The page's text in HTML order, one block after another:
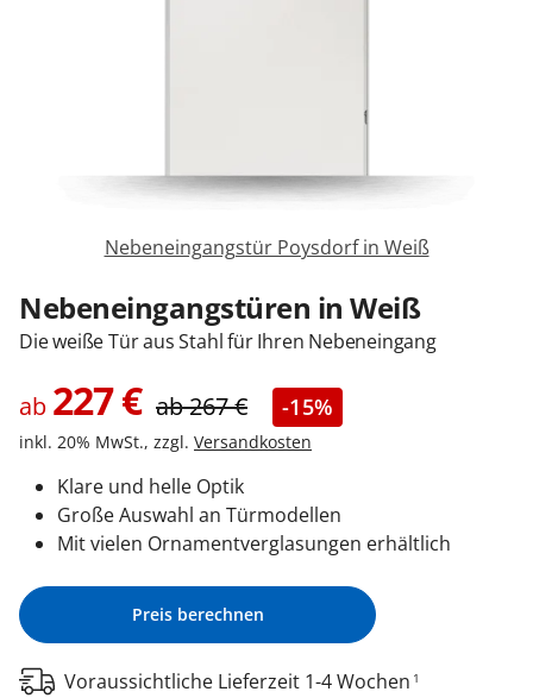
Anmelden / Registrieren
Nebeneingangstür Poysdorf in Weiß
Nebeneingangstüren in Weiß
Die weiße Tür aus Stahl für Ihren Nebeneingang
ab 227€ ab267€ -15%
inkl. 20% MwSt., zzgl. Versandkosten
Klare und helle Optik
Große Auswahl an Türmodellen
Mit vielen Ornamentverglasungen erhältlich
Preis berechnen
Voraussichtliche Lieferzeit 1-4 Wochen 1